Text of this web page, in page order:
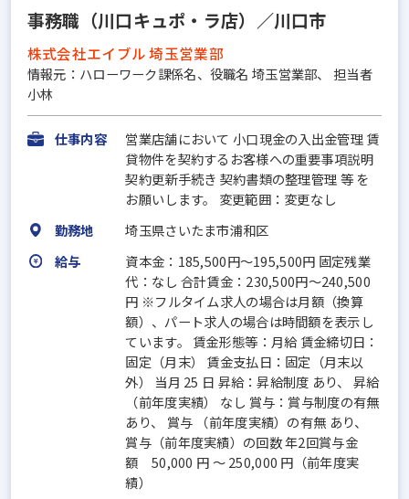
事務職（川口キュポ・ラ店）／川口市
株式会社エイブル 埼玉営業部
情報元：ハローワーク課係名、役職名 埼玉営業部、 担当者
小林
仕事内容
営業店舗において 小口現金の入出金管理 賃
貸物件を契約するお客様への重要事項説明
契約更新手続き 契約書類の整理管理 等 を
お願いします。 変更範囲：変更なし
勤務地
埼玉県さいたま市浦和区
給与
資本金：185,500円〜195,500円 固定残業
代：なし 合計賃金：230,500円～240,500
円 ※フルタイム求人の場合は月額（換算
額）、パート求人の場合は時間額を表示し
ています。 賃金形態等：月給 賃金締切日：
固定（月末） 賃金支払日：固定（月末以
外） 当月 25 日 昇給：昇給制度 あり、 昇給
（前年度実績） なし 賞与：賞与制度の有無
あり、 賞与 （前年度実績）の有無 あり、
賞与（前年度実績）の回数 年2回賞与金
額 50,000 円 ～ 250,000 円（前年度実
績）